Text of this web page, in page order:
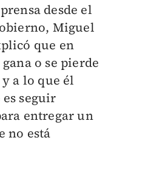
desde el
Miguel
que en
o se pierde
a lo que él
seguir
entregar un
no está